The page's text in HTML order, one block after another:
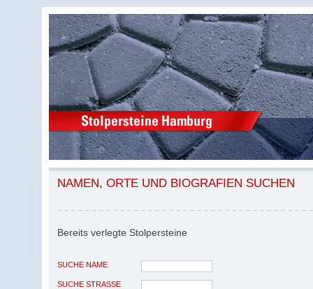
NAMEN, ORTE UND BIOGRAFIEN SUCHEN
Bereits verlegte Stolpersteine
SUCHE NAME
SUCHE STRASSE